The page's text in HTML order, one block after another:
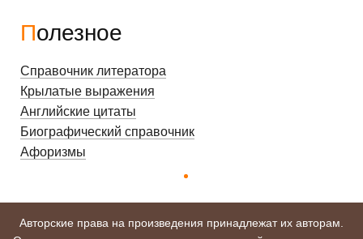
Полезное
Справочник литератора
Крылатые выражения
Английские цитаты
Биографический справочник
Афоризмы
Авторские права на произведения принадлежат их авторам.